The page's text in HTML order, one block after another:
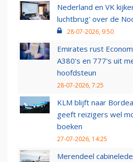
Nederland en VK
luchtbrug' over de
28-07-2026, 9:50
Emirates rust
A380's en 777's uit
hoofdsteun
28-07-2026, 7:25
KLM blijft naar
geeft reizigers wel
boeken
27-07-2026, 14:25
Merendeel